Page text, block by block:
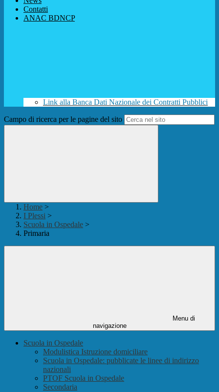
Contatti
ANAC BDNCP
Link alla Banca Dati Nazionale dei Contratti Pubblici
Campo di ricerca per le pagine del sito
Home >
I Plessi >
Scuola in Ospedale >
Primaria
Menu di
navigazione
Scuola in Ospedale
Modulistica Istruzione domiciliare
Scuola in Ospedale: pubblicate le linee di indirizzo
nazionali
PTOF Scuola in Ospedale
Secondaria